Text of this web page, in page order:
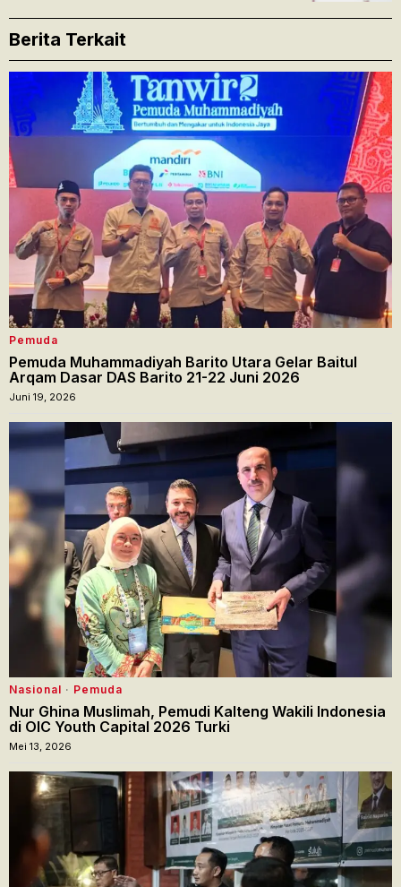
Berita Terkait
Pemuda
Pemuda Muhammadiyah Barito Utara Gelar Baitul
Arqam Dasar DAS Barito 21-22 Juni 2026
Juni 19, 2026
Nasional · Pemuda
Nur Ghina Muslimah, Pemudi Kalteng Wakili Indonesia
di OIC Youth Capital 2026 Turki
Mei 13, 2026